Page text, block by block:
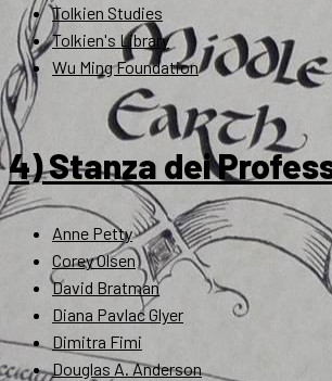
Tolkien Studies
Tolkien's Library
Wu Ming Foundation
4) Stanza dei
Anne Petty
Corey Olsen
David Bratman
Diana Pavlac Glyer
Dimitra Fimi
Douglas A. Anderson